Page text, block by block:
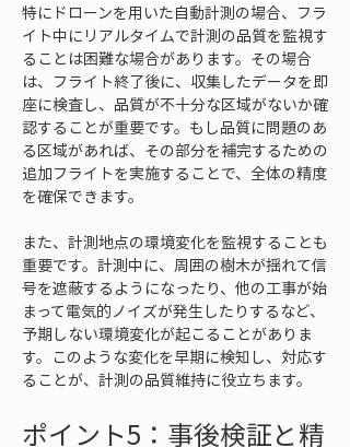
特にドローンを用いた自動計測の場合、フラ
イト中にリアルタイムで計測の品質を監視す
ることは困難な場合があります。その場合
は、フライト終了後に、収集したデータを即
座に検査し、品質が不十分な区域がないか確
認することが重要です。もし品質に問題のあ
る区域があれば、その部分を補完するための
追加フライトを実施することで、全体の精度
を確保できます。
また、計測地点の環境変化を監視することも
重要です。計測中に、周囲の樹木が揺れて信
号を遮蔽するようになったり、他の工事が始
まって電気的ノイズが発生したりするなど、
予期しない環境変化が起こることがありま
す。このような変化を早期に検知し、対応す
ることが、計測の品質維持に役立ちます。
ポイント5：事後検証と精